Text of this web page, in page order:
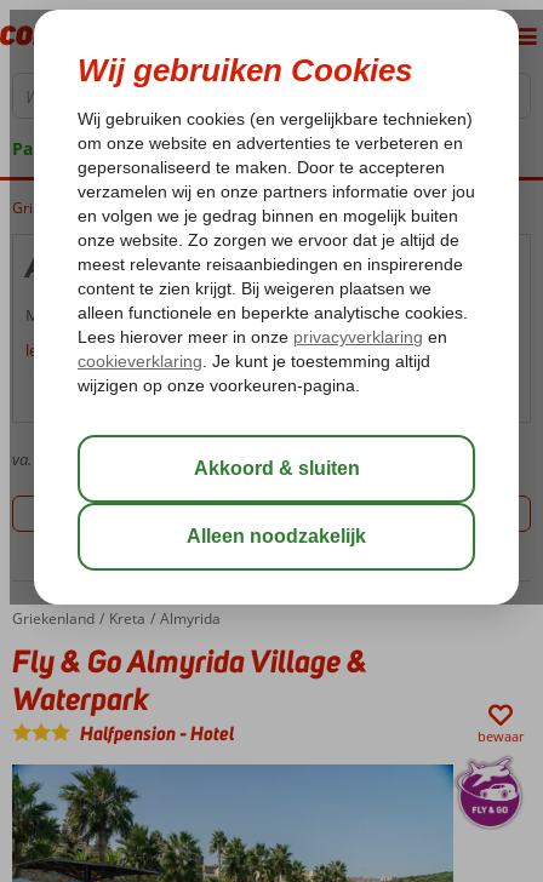
Pakketgarantie
Home
Griekenland Kreta Kreta Almyrida
Almyrida
Meer informatie volgt zo snel mogelijk.
lees meer over Almyrida
Over Almyrida
va. Goedkoopste prijs, 1 aanbiedingen
Filter 1 aanbiedingen
Home
Griekenland Kreta Almyrida
Fly & Go Almyrida Village & Waterpark
Fly & Go Almyrida Village &
Waterpark
Halfpension-Hotel bewaar